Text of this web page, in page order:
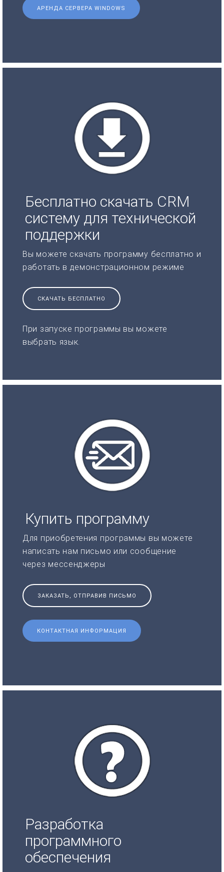
АРЕНДА СЕРВЕРА WINDOWS
Бесплатно скачать CRM
систему для технической
поддержки
Вы можете скачать программу бесплатно и
работать в демонстрационном режиме
СКАЧАТЬ БЕСПЛАТНО
При запуске программы вы можете
выбрать язык.
Купить программу
Для приобретения программы вы можете
написать нам письмо или сообщение
через мессенджеры
ЗАКАЗАТЬ, ОТПРАВИВ ПИСЬМО
КОНТАКТНАЯ ИНФОРМАЦИЯ
Разработка
программного
обеспечения